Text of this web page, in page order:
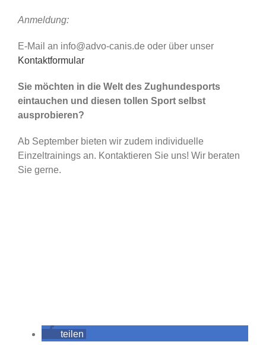
Anmeldung:
E-Mail an info@advo-canis.de oder über unser
Kontaktformular
Sie möchten in die Welt des Zughundesports
eintauchen und diesen tollen Sport selbst
ausprobieren?
Ab September bieten wir zudem individuelle
Einzeltrainings an. Kontaktieren Sie uns! Wir beraten
Sie gerne.
teilen